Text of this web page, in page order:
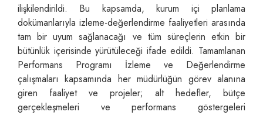
ilişkilendirildi. Bu kapsamda, kurum içi planlama
dokümanlarıyla izleme-değerlendirme faaliyetleri arasında
tam bir uyum sağlanacağı ve tüm süreçlerin etkin bir
bütünlük içerisinde yürütüleceği ifade edildi. Tamamlanan
Performans Programı İzleme ve Değerlendirme
çalışmaları kapsamında her müdürlüğün görev alanına
giren faaliyet ve projeler; alt hedefler, bütçe
gerçekleşmeleri ve performans göstergeleri